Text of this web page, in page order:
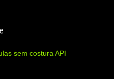
sem costura API